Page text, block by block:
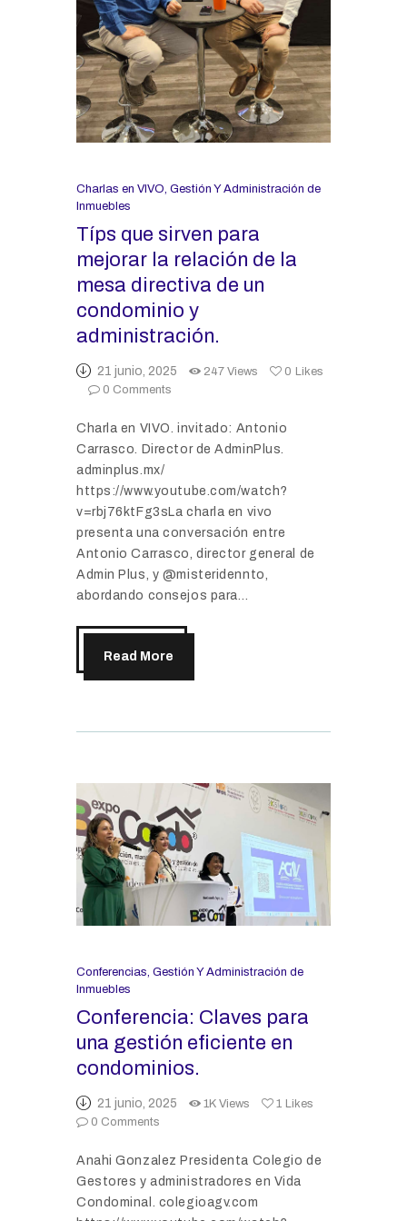
Charlas en VIVO, Gestión Y Administración de
Inmuebles
Típs que sirven para
mejorar la relación de la
mesa directiva de un
condominio y
administración.
21 junio, 2025 247 Views 0 Likes
0 Comments
Charla en VIVO. invitado: Antonio
Carrasco. Director de AdminPlus.
adminplus.mx/
https://www.youtube.com/watch?
v=rbj76ktFg3sLa charla en vivo
presenta una conversación entre
Antonio Carrasco, director general de
Admin Plus, y @misteridennto,
abordando consejos para…
Read More
Conferencias, Gestión Y Administración de
Inmuebles
Conferencia: Claves para
una gestión eficiente en
condominios.
21 junio, 2025 1K Views 1 Likes
0 Comments
Anahi Gonzalez Presidenta Colegio de
Gestores y administradores en Vida
Condominal. colegioagv.com